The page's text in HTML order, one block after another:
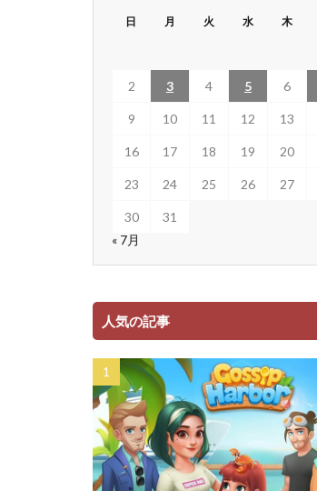
日 月 火 水 木
2 3 4 5 6
9 10 11 12 13
16 17 18 19 20
23 24 25 26 27
30
31
« 7月
人気の記事